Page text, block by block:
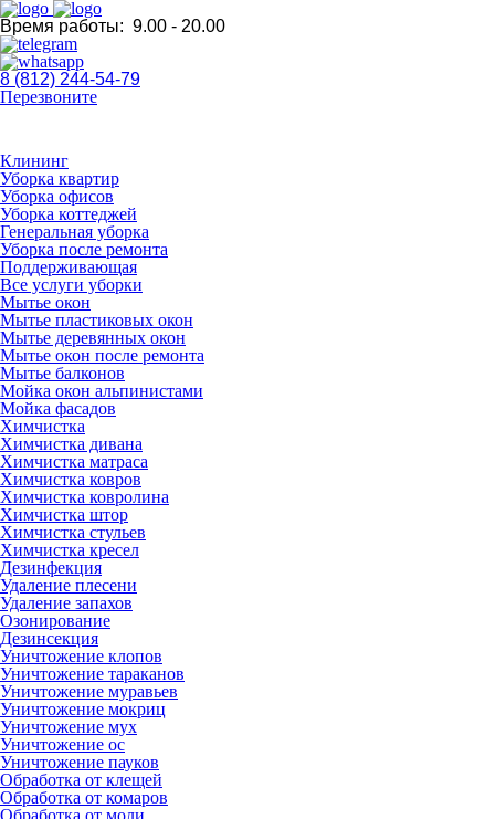
Время работы: 9.00 - 20.00
8 (812) 244-54-79
Перезвоните
Клининг
Уборка квартир
Уборка офисов
Уборка коттеджей
Генеральная уборка
Уборка после ремонта
Поддерживающая
Все услуги уборки
Мытье окон
Мытье пластиковых окон
Мытье деревянных окон
Мытье окон после ремонта
Мытье балконов
Мойка окон альпинистами
Мойка фасадов
Химчистка
Химчистка дивана
Химчистка матраса
Химчистка ковров
Химчистка ковролина
Химчистка штор
Химчистка стульев
Химчистка кресел
Дезинфекция
Удаление плесени
Удаление запахов
Озонирование
Дезинсекция
Уничтожение клопов
Уничтожение тараканов
Уничтожение муравьев
Уничтожение мокриц
Уничтожение мух
Уничтожение ос
Уничтожение пауков
Обработка от клещей
Обработка от комаров
Обработка от моли